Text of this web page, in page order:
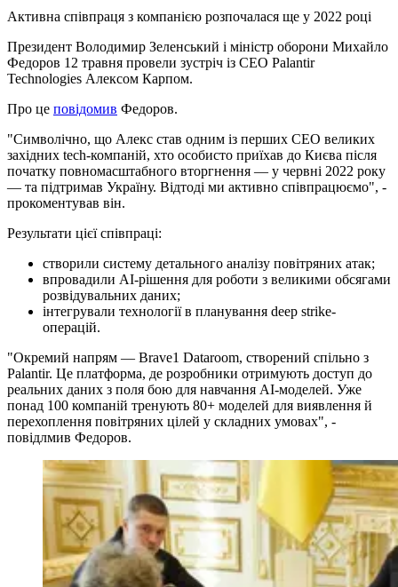
Активна співпраця з компанією розпочалася ще у 2022 році
Президент Володимир Зеленський і міністр оборони Михайло
Федоров 12 травня провели зустріч із CEO Palantir
Technologies Алексом Карпом.
Про це повідомив Федоров.
"Символічно, що Алекс став одним із перших CEO великих
західних tech-компаній, хто особисто приїхав до Києва після
початку повномасштабного вторгнення — у червні 2022 року
— та підтримав Україну. Відтоді ми активно співпрацюємо", -
прокоментував він.
Результати цієї співпраці:
створили систему детального аналізу повітряних атак;
впровадили AI-рішення для роботи з великими обсягами
розвідувальних даних;
інтегрували технології в планування deep strike-
операцій.
"Окремий напрям — Brave1 Dataroom, створений спільно з
Palantir. Це платформа, де розробники отримують доступ до
реальних даних з поля бою для навчання AI-моделей. Уже
понад 100 компаній тренують 80+ моделей для виявлення й
перехоплення повітряних цілей у складних умовах", -
повідлмив Федоров.